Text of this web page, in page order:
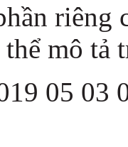
riêng
mô tả